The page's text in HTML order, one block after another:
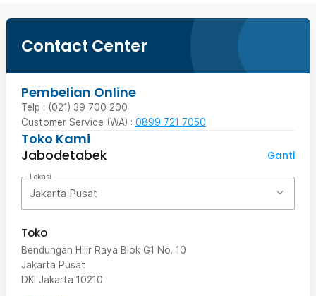
Contact Center
Pembelian Online
Telp : (021) 39 700 200
Customer Service (WA) : 0899 721 7050
Toko Kami
Jabodetabek
Ganti
Lokasi
Jakarta Pusat
Toko
Bendungan Hilir Raya Blok G1 No. 10
Jakarta Pusat
DKI Jakarta 10210